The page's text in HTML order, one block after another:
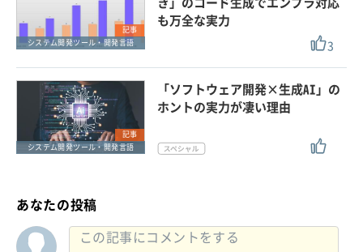
記事
システム開発ツール・開発言語
も万全な実力
3
記事
システム開発ツール・開発言語
「ソフトウェア開発×生成AI」の
ホントの実力が凄い理由
あなたの投稿